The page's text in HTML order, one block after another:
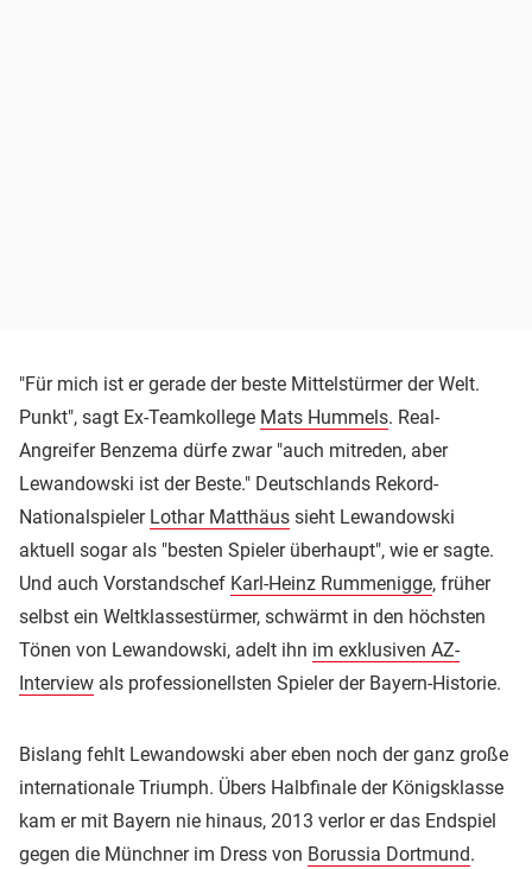
"Für mich ist er gerade der beste Mittelstürmer der Welt.
Punkt", sagt Ex-Teamkollege Mats Hummels. Real-
Angreifer Benzema dürfe zwar "auch mitreden, aber
Lewandowski ist der Beste." Deutschlands Rekord-
Nationalspieler Lothar Matthäus sieht Lewandowski
aktuell sogar als "besten Spieler überhaupt", wie er sagte.
Und auch Vorstandschef Karl-Heinz Rummenigge, früher
selbst ein Weltklassestürmer, schwärmt in den höchsten
Tönen von Lewandowski, adelt ihn im exklusiven AZ-
Interview als professionellsten Spieler der Bayern-Historie.
Bislang fehlt Lewandowski aber eben noch der ganz große
internationale Triumph. Übers Halbfinale der Königsklasse
kam er mit Bayern nie hinaus, 2013 verlor er das Endspiel
gegen die Münchner im Dress von Borussia Dortmund.